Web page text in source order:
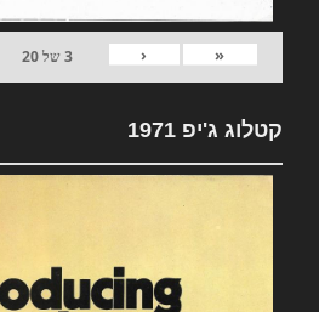
«
‹
3של20
קטלוג ג'יפ 1971